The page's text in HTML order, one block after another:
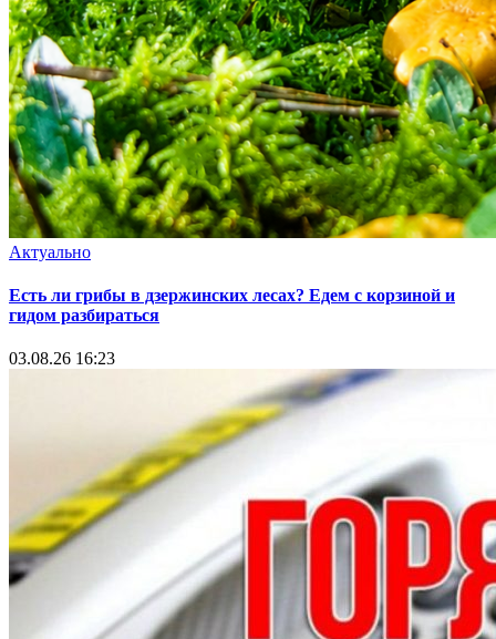
Актуально
Есть ли грибы в дзержинских лесах? Едем с корзиной и
гидом разбираться
03.08.26 16:23